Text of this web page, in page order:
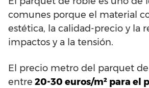
comunes porque el material
estética, la calidad-precio y la
impactos y a la tensión.
El precio metro del parquet
entre 20-30 euros/m² para el